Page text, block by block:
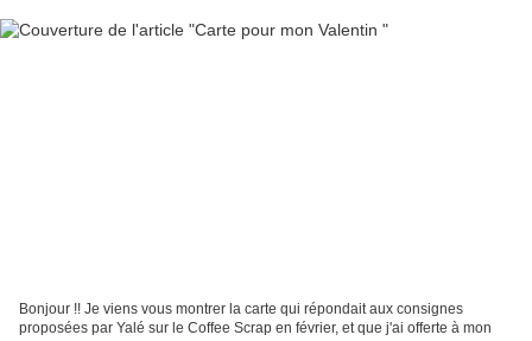
Bonjour !! Je viens vous montrer la carte qui répondait aux consignes
proposées par Yalé sur le Coffee Scrap en février, et que j'ai offerte à mon